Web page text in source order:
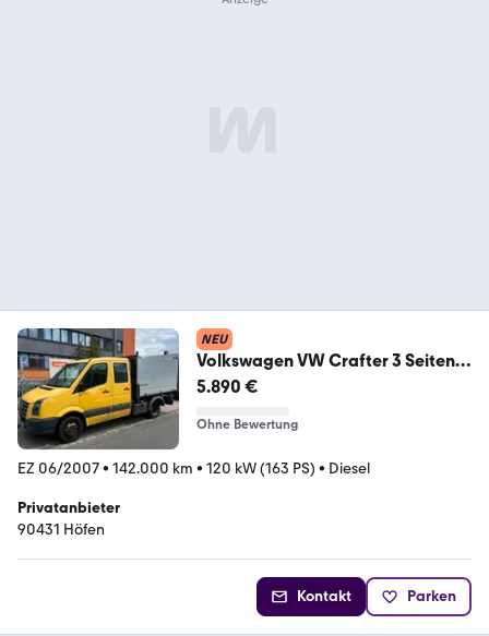
NEU
Volkswagen VW Crafter 3 Seiten
Kipper Original 142000...
5.890 €
Ohne Bewertung
EZ 06/2007• 142.000 km • 120 kW (163 PS) • Diesel
Privatanbieter
90431 Höfen
Kontakt Parken